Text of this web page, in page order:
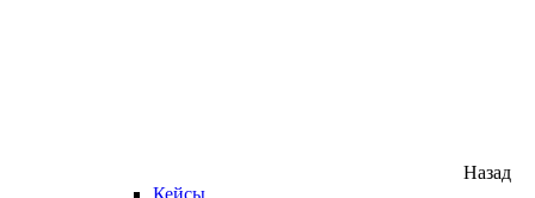
Назад
Кейсы